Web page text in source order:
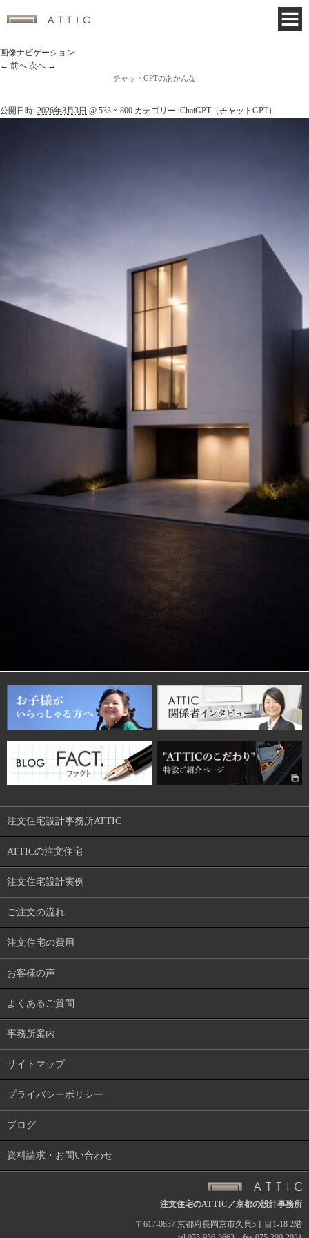
画像ナビゲーション
← 前へ 次へ →
チャットGPTのあかんな
公開日時: 2026年3月3日 @ 533 × 800 カテゴリー: ChatGPT（チャットGPT）
注文住宅設計事務所ATTIC
ATTICの注文住宅
注文住宅設計実例
ご注文の流れ
注文住宅の費用
お客様の声
よくあるご質問
事務所案内
サイトマップ
プライバシーポリシー
ブログ
資料請求・お問い合わせ
注文住宅のATTIC／京都の設計事務所
〒617-0837 京都府長岡京市久貝3丁目1-18 2階